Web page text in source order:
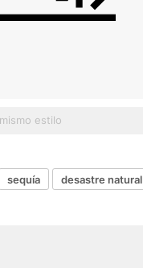
sequía desastre natural